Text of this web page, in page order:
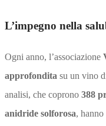
L’impegno nella
Ogni anno, l’associazione
approfondita su un vino
analisi, che coprono 388
anidride solforosa,